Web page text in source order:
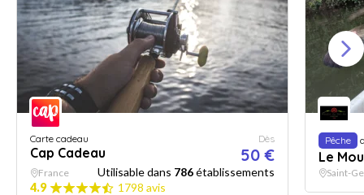
Carte cadeau
Cap Cadeau
Dès
50 €
France Utilisable dans 786établissements
4.9
1798 avis
Pêche
Le
Saint-